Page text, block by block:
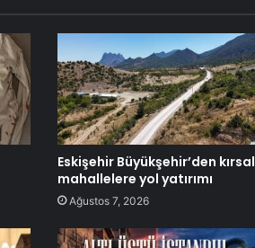
Eskişehir Büyükşehir’den kırsal
mahallelere yol yatırımı
Ağustos 7, 2026